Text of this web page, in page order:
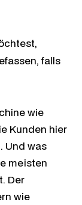
falls
wie
Kunden hier
Und was
meisten
Der
wie